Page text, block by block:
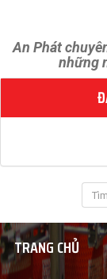
An Phát
những
TRANG CHỦ